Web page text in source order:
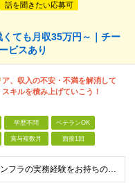
話を聞きたい応募可
ても月収35万円～｜チー
ビスあり
、収入の不安・不満を解消して
キルを積み上げていこう！
学歴不問 ベテランOK
賞与複数月 面接1回
■システム開発やインフラの実務経験をお持ちの方（言語・工程・年数不問） ■学歴不問 ┗システムサポートや運用保守・テスターなど幅広い経験の方も歓迎します！ ┗独学や実務未経験者といった方からの応募も歓